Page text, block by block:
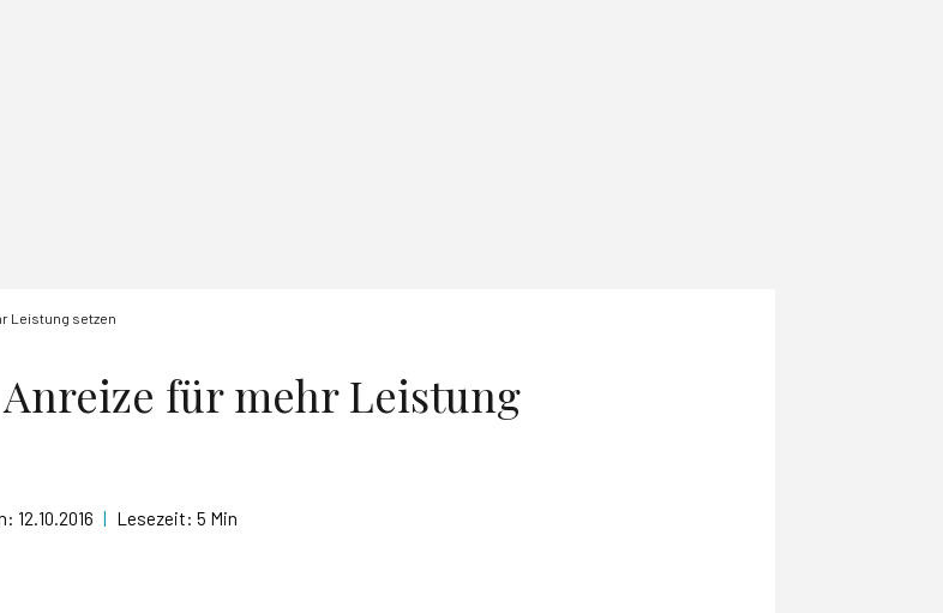
Leistung setzen
für mehr Leistung
12.10.2016 | Lesezeit: 5 Min